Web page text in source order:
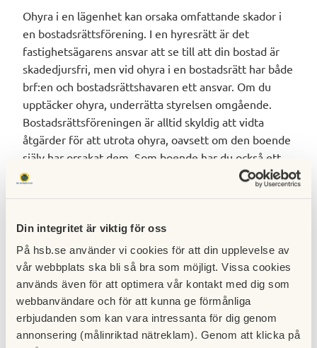
Din integritet är viktig för oss
På hsb.se använder vi cookies för att din upplevelse av
vår webbplats ska bli så bra som möjligt. Vissa cookies
används även för att optimera vår kontakt med dig som
webbanvändare och för att kunna ge förmånliga
erbjudanden som kan vara intressanta för dig genom
annonsering (målinriktad nätreklam). Genom att klicka på
Ohyra i en lägenhet kan orsaka omfattande skador i
en bostadsrättsförening. I en hyresrätt är det
fastighetsägarens ansvar att se till att din bostad är
skadedjursfri, men vid ohyra i en bostadsrätt har både
brf:en och bostadsrättshavaren ett ansvar. Om du
upptäcker ohyra, underrätta styrelsen omgående.
Bostadsrättsföreningen är alltid skyldig att vidta
åtgärder för att utrota ohyra, oavsett om den boende
själv har orsakat dem. Som boende har du också ett
ansvar att kontakta ditt försäkringsbolag. Via din
uppstår.
Vad är ohyra?
Begreppet ohyra förekommer i ett flertal av
bostadsrättslagens paragrafer. Vad som avses med
ohyra anges däremot inte uttryckligen i lagtexten.
Exempel på ohyra är vägglöss, kackerlackor, myror,